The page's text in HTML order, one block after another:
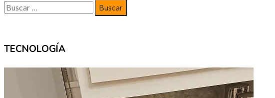
Buscar:
TECNOLOGÍA